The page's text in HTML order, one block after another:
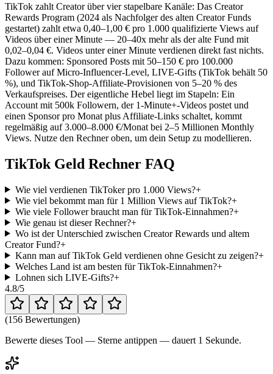
TikTok zahlt Creator über vier stapelbare Kanäle: Das Creator
Rewards Program (2024 als Nachfolger des alten Creator Funds
gestartet) zahlt etwa 0,40–1,00 € pro 1.000 qualifizierte Views auf
Videos über einer Minute — 20–40x mehr als der alte Fund mit
0,02–0,04 €. Videos unter einer Minute verdienen direkt fast nichts.
Dazu kommen: Sponsored Posts mit 50–150 € pro 100.000
Follower auf Micro-Influencer-Level, LIVE-Gifts (TikTok behält 50
%), und TikTok-Shop-Affiliate-Provisionen von 5–20 % des
Verkaufspreises. Der eigentliche Hebel liegt im Stapeln: Ein
Account mit 500k Followern, der 1-Minute+-Videos postet und
einen Sponsor pro Monat plus Affiliate-Links schaltet, kommt
regelmäßig auf 3.000–8.000 €/Monat bei 2–5 Millionen Monthly
Views. Nutze den Rechner oben, um dein Setup zu modellieren.
TikTok Geld Rechner FAQ
Wie viel verdienen TikToker pro 1.000 Views?+
Wie viel bekommt man für 1 Million Views auf TikTok?+
Wie viele Follower braucht man für TikTok-Einnahmen?+
Wie genau ist dieser Rechner?+
Wo ist der Unterschied zwischen Creator Rewards und altem
Creator Fund?+
Kann man auf TikTok Geld verdienen ohne Gesicht zu zeigen?+
Welches Land ist am besten für TikTok-Einnahmen?+
Lohnen sich LIVE-Gifts?+
4.8/5
(156 Bewertungen)
Bewerte dieses Tool — Sterne antippen — dauert 1 Sekunde.